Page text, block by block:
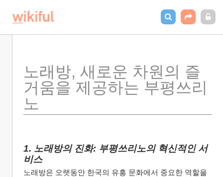
노래방, 새로운 차원의 즐
거움을 제공하는 부평쓰리
노
1. 노래방의 진화: 부평쓰리노의 혁신적인 서
비스
노래방은 오랫동안 한국의 유흥 문화에서 중요한 역할을